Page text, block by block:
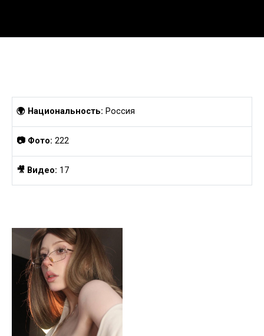
содержанию
🌍 Национальность: Россия
📷 Фото:222
🎥 Видео: 17